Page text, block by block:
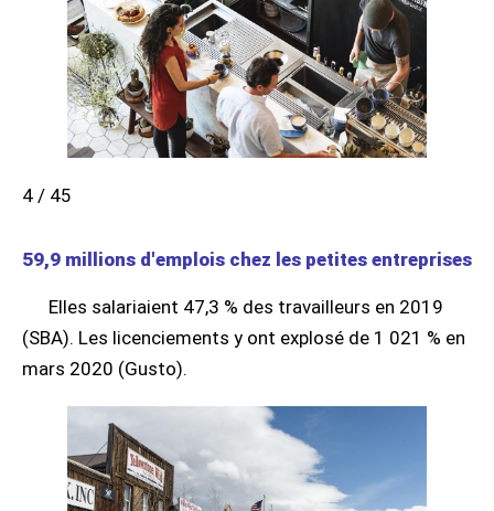
4 / 45
59,9 millions d'emplois chez les petites entreprises
Elles salariaient 47,3 % des travailleurs en 2019
(SBA). Les licenciements y ont explosé de 1 021 % en
mars 2020 (Gusto).